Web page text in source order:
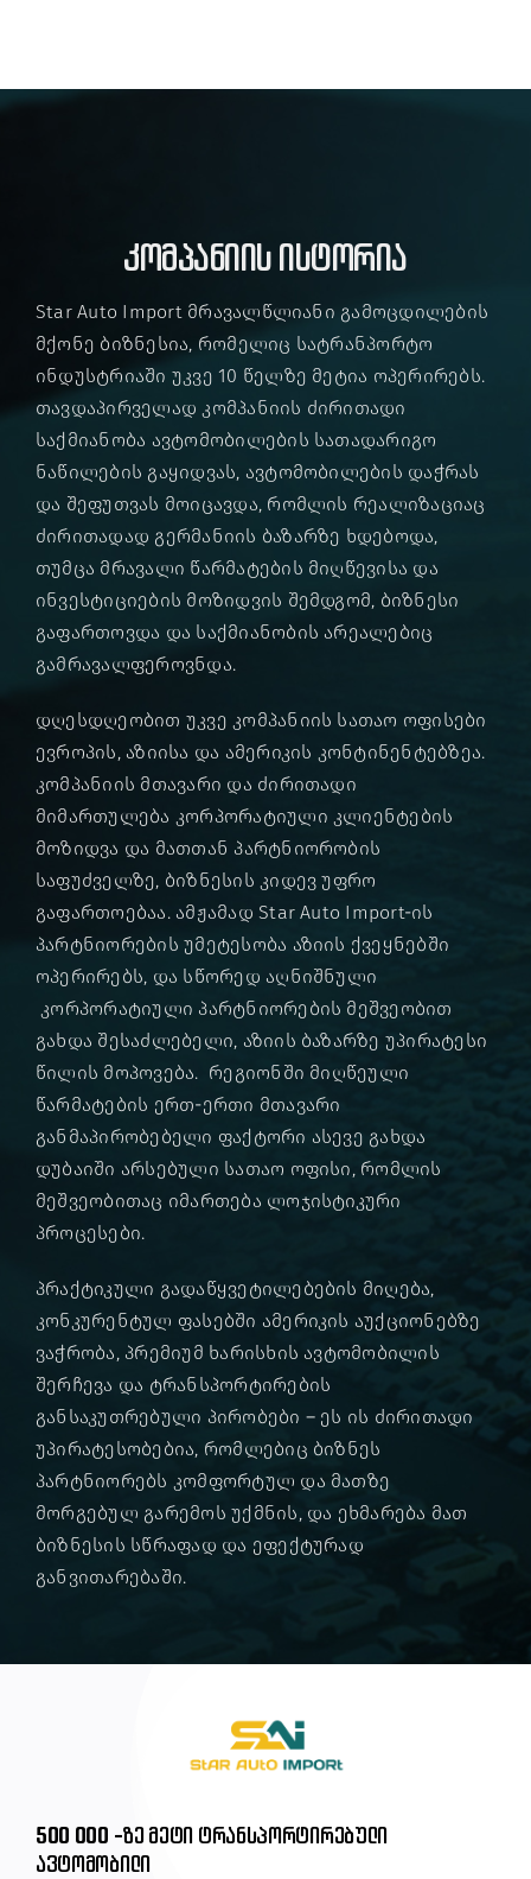
კომპანიის ისტორია
Star Auto Import მრავალწლიანი გამოცდილების
მქონე ბიზნესია, რომელიც სატრანპორტო
ინდუსტრიაში უკვე 10 წელზე მეტია ოპერირებს.
თავდაპირველად კომპანიის ძირითადი
საქმიანობა ავტომობილების სათადარიგო
ნაწილების გაყიდვას, ავტომობილების დაჭრას
და შეფუთვას მოიცავდა, რომლის რეალიზაციაც
ძირითადად გერმანიის ბაზარზე ხდებოდა,
თუმცა მრავალი წარმატების მიღწევისა და
ინვესტიციების მოზიდვის შემდგომ, ბიზნესი
გაფართოვდა და საქმიანობის არეალებიც
გამრავალფეროვნდა.
დღესდღეობით უკვე კომპანიის სათაო ოფისები
ევროპის, აზიისა და ამერიკის კონტინენტებზეა.
კომპანიის მთავარი და ძირითადი
მიმართულება კორპორატიული კლიენტების
მოზიდვა და მათთან პარტნიორობის
საფუძველზე, ბიზნესის კიდევ უფრო
გაფართოებაა. ამჟამად Star Auto Import-ის
პარტნიორების უმეტესობა აზიის ქვეყნებში
ოპერირებს, და სწორედ აღნიშნული
კორპორატიული პარტნიორების მეშვეობით
გახდა შესაძლებელი, აზიის ბაზარზე უპირატესი
წილის მოპოვება. რეგიონში მიღწეული
წარმატების ერთ-ერთი მთავარი
განმაპირობებელი ფაქტორი ასევე გახდა
დუბაიში არსებული სათაო ოფისი, რომლის
მეშვეობითაც იმართება ლოჯისტიკური
პროცესები.
პრაქტიკული გადაწყვეტილებების მიღება,
კონკურენტულ ფასებში ამერიკის აუქციონებზე
ვაჭრობა, პრემიუმ ხარისხის ავტომობილის
შერჩევა და ტრანსპორტირების
განსაკუთრებული პირობები – ეს ის ძირითადი
უპირატესობებია, რომლებიც ბიზნეს
პარტნიორებს კომფორტულ და მათზე
მორგებულ გარემოს უქმნის, და ეხმარება მათ
ბიზნესის სწრაფად და ეფექტურად
განვითარებაში.
500 000 -ზე მეტი ტრანსპორტირებული
ავტომობილი